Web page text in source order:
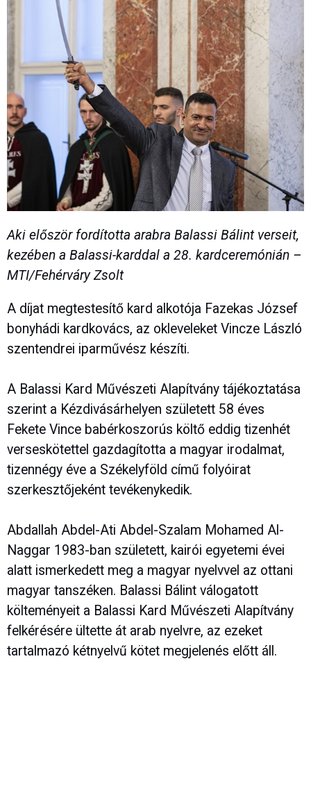
Aki először fordította arabra Balassi Bálint verseit,
kezében a Balassi-karddal a 28. kardceremónián –
MTI/Fehérváry Zsolt
A díjat megtestesítő kard alkotója Fazekas József
bonyhádi kardkovács, az okleveleket Vincze László
szentendrei iparművész készíti.
A Balassi Kard Művészeti Alapítvány tájékoztatása
szerint a Kézdivásárhelyen született 58 éves
Fekete Vince babérkoszorús költő eddig tizenhét
verseskötettel gazdagította a magyar irodalmat,
tizennégy éve a Székelyföld című folyóirat
szerkesztőjeként tevékenykedik.
Abdallah Abdel-Ati Abdel-Szalam Mohamed Al-
Naggar 1983-ban született, kairói egyetemi évei
alatt ismerkedett meg a magyar nyelvvel az ottani
magyar tanszéken. Balassi Bálint válogatott
költeményeit a Balassi Kard Művészeti Alapítvány
felkérésére ültette át arab nyelvre, az ezeket
tartalmazó kétnyelvű kötet megjelenés előtt áll.